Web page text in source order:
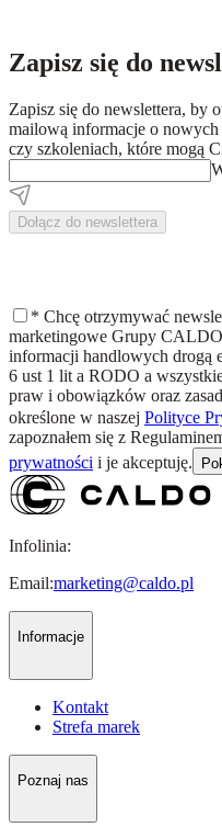
Zapisz się do
Zapisz się do newslettera, by
mailową informacje o
czy szkoleniach, które mogą
Dołącz do newslettera
* Chcę otrzymywać
marketingowe Grupy
informacji handlowych drogą
6 ust 1 lit a RODO a
praw i obowiązków oraz
określone w naszej Polityce
zapoznałem się z
prywatności i je akceptuję.
Infolinia:
Email:marketing@caldo.pl
Informacje
Kontakt
Strefa marek
Poznaj nas